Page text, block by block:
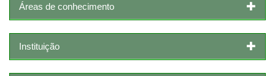
Áreas de conhecimento
Instituição